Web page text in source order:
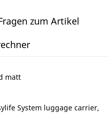
zum Artikel
matt
System luggage carrier,